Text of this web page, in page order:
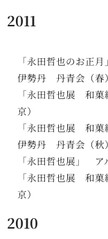
2011
「永田哲也のお正
伊勢丹 丹青会（春
「永田哲也展 和
京）
「永田哲也展 和菓
伊勢丹 丹青会（秋
「永田哲也展」 ア
「永田哲也展 和
京）
2010